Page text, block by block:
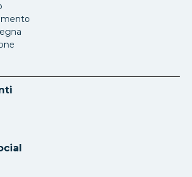
scheda
nuova scheda